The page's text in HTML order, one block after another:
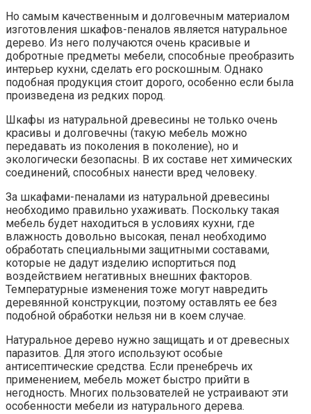
Но самым качественным и долговечным материалом
изготовления шкафов-пеналов является натуральное
дерево. Из него получаются очень красивые и
добротные предметы мебели, способные преобразить
интерьер кухни, сделать его роскошным. Однако
подобная продукция стоит дорого, особенно если была
произведена из редких пород.
Шкафы из натуральной древесины не только очень
красивы и долговечны (такую мебель можно
передавать из поколения в поколение), но и
экологически безопасны. В их составе нет химических
соединений, способных нанести вред человеку.
За шкафами-пеналами из натуральной древесины
необходимо правильно ухаживать. Поскольку такая
мебель будет находиться в условиях кухни, где
влажность довольно высокая, пенал необходимо
обработать специальными защитными составами,
которые не дадут изделию испортиться под
воздействием негативных внешних факторов.
Температурные изменения тоже могут навредить
деревянной конструкции, поэтому оставлять ее без
подобной обработки нельзя ни в коем случае.
Натуральное дерево нужно защищать и от древесных
паразитов. Для этого используют особые
антисептические средства. Если пренебречь их
применением, мебель может быстро прийти в
негодность. Многих пользователей не устраивают эти
особенности мебели из натурального дерева.